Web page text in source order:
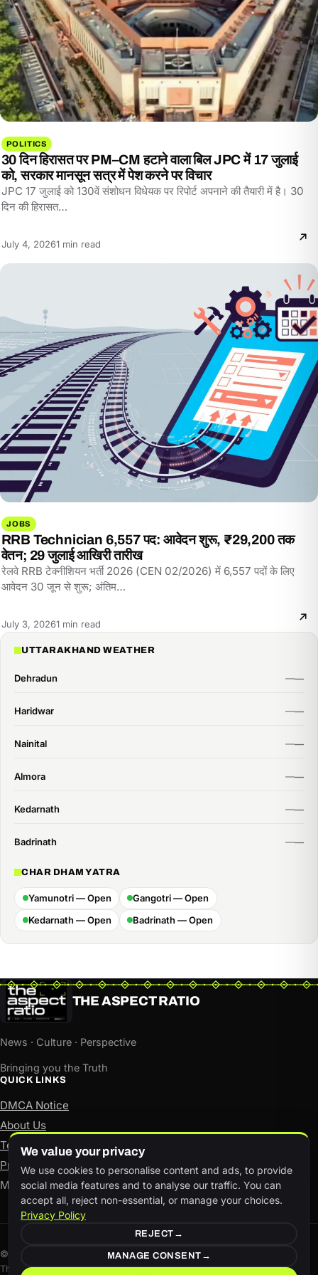
POLITICS
30 दिन हिरासत पर PM–CM हटाने वाला बिल JPC में 17 जुलाई
को, सरकार मानसून सत्र में पेश करने पर विचार
JPC 17 जुलाई को 130वें संशोधन विधेयक पर रिपोर्ट अपनाने की तैयारी में है। 30
दिन की हिरासत…
July 4, 2026Reading
1 min read
JOBS
RRB Technician 6,557 पद: आवेदन शुरू, ₹29,200 तक
वेतन; 29 जुलाई आखिरी तारीख
रेलवे RRB टेक्नीशियन भर्ती 2026 (CEN 02/2026) में 6,557 पदों के लिए
आवेदन 30 जून से शुरू; अंतिम…
July 3, 2026Reading
1 min read
UTTARAKHAND WEATHER
Dehradun
Haridwar
Nainital
Almora
Kedarnath
Badrinath
CHAR DHAM YATRA
Yamunotri — Open
Gangotri — Open
Kedarnath — Open
Badrinath — Open
THE ASPECT RATIO
News · Culture · Perspective
Bringing you the Truth
QUICK LINKS
DMCA Notice
About Us
Terms of Use
Privacy Policy
Manage consent
© The Aspect Ratio. All rights reserved.
This site is available in both English and Hindi.
We value your privacy
We use cookies to personalise content and ads, to provide
social media features and to analyse our traffic. You can
accept all, reject non-essential, or manage your choices.
Privacy Policy
REJECT
MANAGE CONSENT